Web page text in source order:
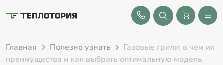
8 (843) 212-25-32
Главная Полезно узнать
Газовые грили: в чем их
преимущества и как выбрать оптимальную модель